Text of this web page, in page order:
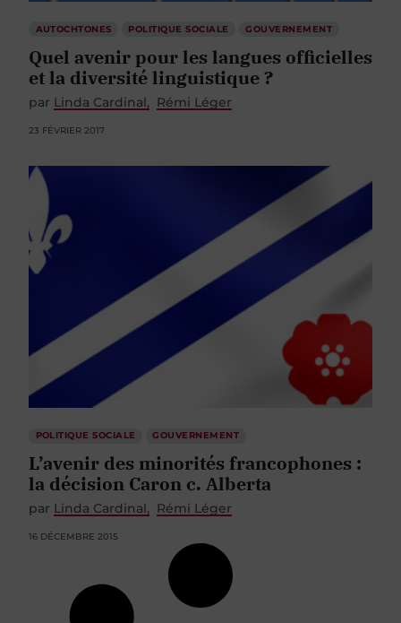
AUTOCHTONES POLITIQUE SOCIALE GOUVERNEMENT
Quel avenir pour les langues officielles
et la diversité linguistique ?
par Linda Cardinal Rémi Léger
23 FÉVRIER 2017
POLITIQUE SOCIALE GOUVERNEMENT
L’avenir des minorités francophones :
la décision Caron c. Alberta
par Linda Cardinal Rémi Léger
16 DÉCEMBRE 2015